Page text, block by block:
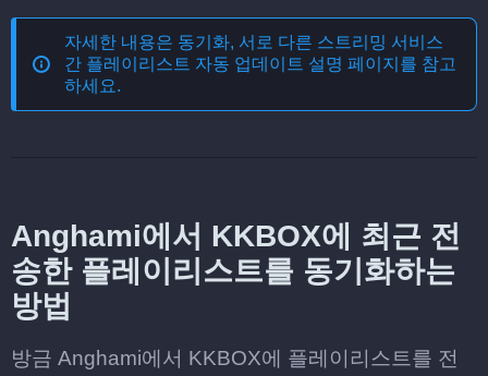
자세한 내용은 동기화, 서로 다른 스트리밍 서비스
간 플레이리스트 자동 업데이트 설명 페이지를 참고
하세요.
Anghami에서 KKBOX에 최근 전
송한 플레이리스트를 동기화하는
방법
방금 Anghami에서 KKBOX에 플레이리스트를 전